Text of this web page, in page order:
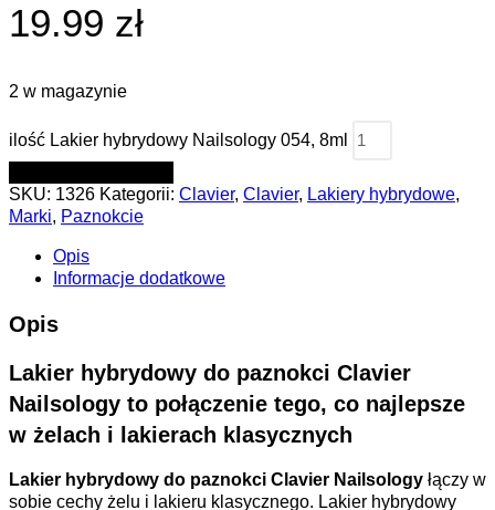
19.99 zł
2 w magazynie
ilość Lakier hybrydowy Nailsology 054, 8ml
SKU: 1326 Kategorii: Clavier, Clavier, Lakiery hybrydowe,
Marki, Paznokcie
Opis
Informacje dodatkowe
Opis
Lakier hybrydowy do paznokci Clavier
Nailsology to połączenie tego, co najlepsze
w żelach i lakierach klasycznych
Lakier hybrydowy do paznokci Clavier Nailsology łączy w
sobie cechy żelu i lakieru klasycznego. Lakier hybrydowy